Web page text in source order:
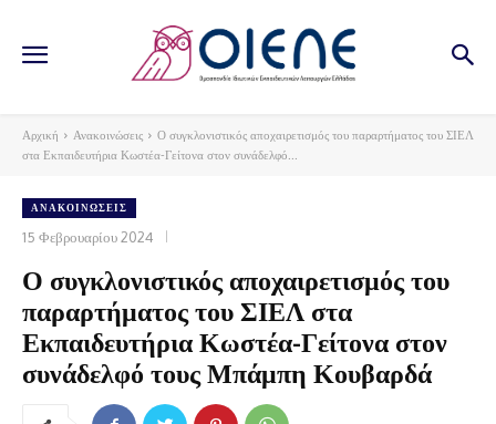
Αρχική Ανακοινώσεις
Ο συγκλονιστικός αποχαιρετισμός του παραρτήματος του ΣΙΕΛ
στα Εκπαιδευτήρια Κωστέα-Γείτονα στον συνάδελφό...
ΑΝΑΚΟΙΝΏΣΕΙΣ
15 Φεβρουαρίου 2024
Ο συγκλονιστικός αποχαιρετισμός του
παραρτήματος του ΣΙΕΛ στα
Εκπαιδευτήρια Κωστέα-Γείτονα στον
συνάδελφό τους Μπάμπη Κουβαρδά